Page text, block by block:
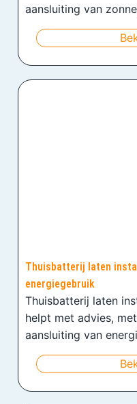
aansluiting van
Thuisbatterij laten
energiegebruik
Thuisbatterij laten
helpt met advies,
aansluiting van